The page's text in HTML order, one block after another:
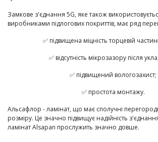
Замкове з'єднання 5G, яке також
виробниками підлогових покриттів, має ряд
✅ підвищена міцність торцевій
✅ відсутність мікрозазору після
✅ підвищений вологозахист;
✅ простота монтажу.
Альсафлор - ламінат, що має сполучні
розміру. Це значно підвищує надійність
ламінат Alsapan прослужить значно довше.